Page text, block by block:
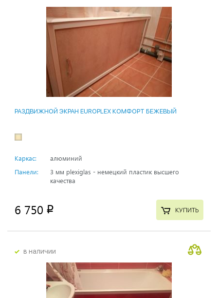
РАЗДВИЖНОЙ ЭКРАН EUROPLEX КОМФОРТ БЕЖЕВЫЙ
Каркас:
алюминий
Панели:
3 мм plexiglas - немецкий пластик высшего
качества
6 750 p КУПИТЬ
в наличии